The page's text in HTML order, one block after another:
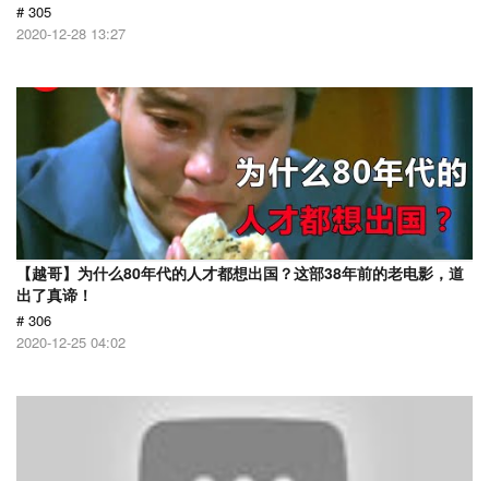
# 305
2020-12-28 13:27
【越哥】为什么80年代的人才都想出国？这部38年前的老电影，道
出了真谛！
# 306
2020-12-25 04:02